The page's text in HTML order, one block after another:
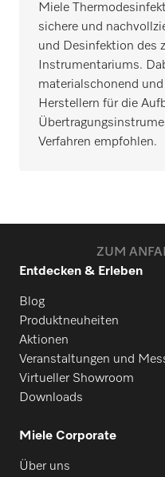
Miele
sichere und
und Desinfektion des
Instrumentariums.
materialschonend
Herstellern für die
Verfahren empfohlen.
ZUM
Entdecken & Erleben
Blog
Produktneuheiten
Aktionen
Veranstaltungen und
Virtueller Showroom
Downloads
Miele Corporate
Über uns